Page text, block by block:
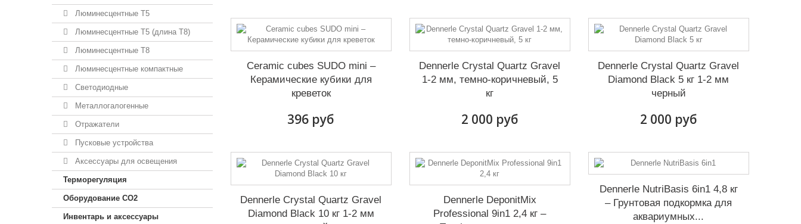
Люминесцентные T5
Люминесцентные T5 (длина T8)
Люминесцентные T8
Люминесцентные компактные
Светодиодные
Металлогалогенные
Отражатели
Пусковые устройства
Аксессуары для освещения
Терморегуляция
Оборудование CO2
Инвентарь и аксессуары
Ceramic cubes SUDO mini –
Керамические кубики для
креветок
396 руб
Dennerle Crystal Quartz Gravel
1-2 мм, темно-коричневый, 5
кг
2 000 руб
Dennerle Crystal Quartz Gravel
Diamond Black 5 кг 1-2 мм
черный
2 000 руб
Dennerle Crystal Quartz Gravel
Diamond Black 10 кг 1-2 мм
Dennerle DeponitMix
Professional 9in1 2,4 кг –
Dennerle NutriBasis 6in1 4,8 кг
– Грунтовая подкормка для
аквариумных...